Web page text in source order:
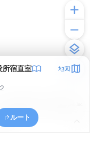
宿直室 地図
ルート
２０